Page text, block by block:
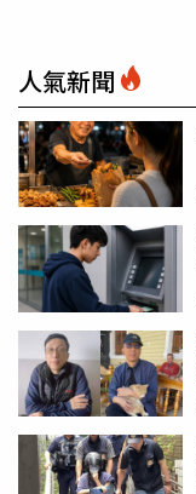
人氣新聞